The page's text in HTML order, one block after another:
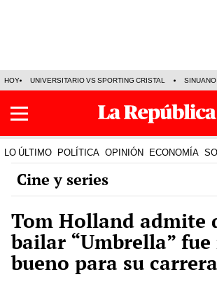
HOY UNIVERSITARIO VS SPORTING CRISTAL
LO ÚLTIMO POLÍTICA OPINIÓN ECONOMÍA
Cine y series
Tom Holland admite
bailar “Umbrella” fue
bueno para su